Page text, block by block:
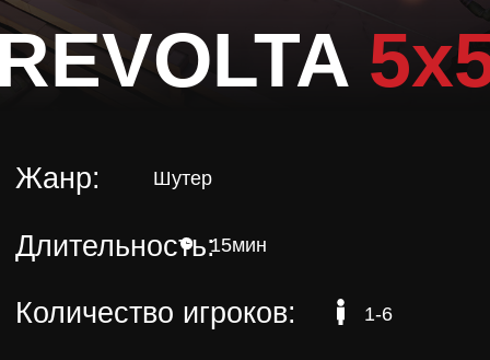
Длительность:
Количество игроков:
15мин
1-6